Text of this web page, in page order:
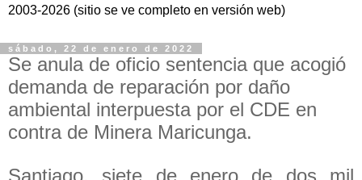
2003-2026 (sitio se ve completo en versión web)
sábado, 22 de enero de 2022
Se anula de oficio sentencia que acogió
demanda de reparación por daño
ambiental interpuesta por el CDE en
contra de Minera Maricunga.
Santiago, siete de enero de dos mil